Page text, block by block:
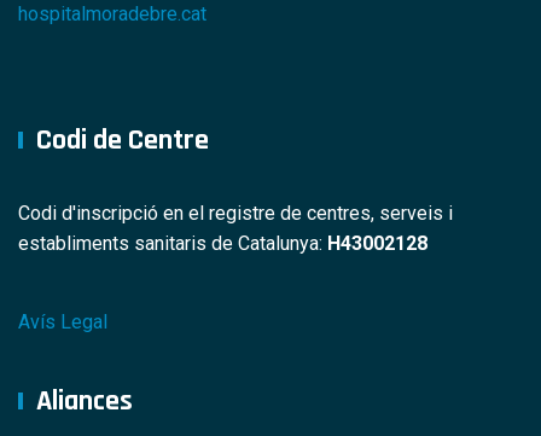
hospitalmoradebre.cat
Codi de Centre
Codi d'inscripció en el registre de centres, serveis i
establiments sanitaris de Catalunya: H43002128
Avís Legal
Aliances